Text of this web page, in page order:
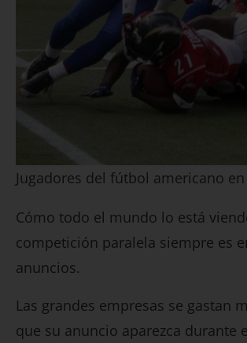
Jugadores del fútbol americano
Cómo todo el mundo lo está
competición paralela siempre es
anuncios.
Las grandes empresas se gastan
que su anuncio aparezca durante